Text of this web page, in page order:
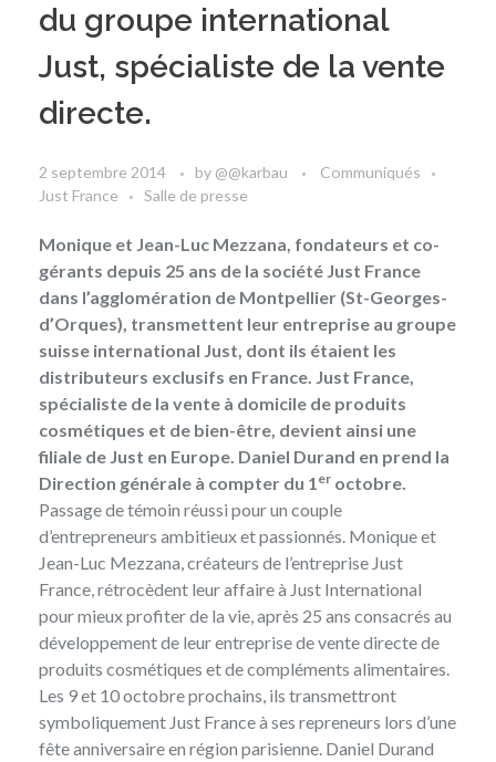
du groupe international
Just, spécialiste de la vente
directe.
2 septembre 2014 by @@karbau
Communiqués
Just France
Salle de presse
Monique et Jean-Luc Mezzana, fondateurs et co-
gérants depuis 25 ans de la société Just France
dans l’agglomération de Montpellier (St-Georges-
d’Orques), transmettent leur entreprise au groupe
suisse international Just , dont ils étaient les
distributeurs exclusifs en France. Just France,
spécialiste de la vente à domicile de produits
cosmétiques et de bien-être, devient ainsi une
filiale de Just en Europe. Daniel Durand en prend la
Direction générale à compter du 1 er octobre.
Passage de témoin réussi pour un couple
d’entrepreneurs ambitieux et passionnés. Monique et
Jean-Luc Mezzana, créateurs de l’entreprise Just
France, rétrocèdent leur affaire à Just International
pour mieux profiter de la vie, après 25 ans consacrés au
développement de leur entreprise de vente directe de
produits cosmétiques et de compléments alimentaires.
Les 9 et 10 octobre prochains, ils transmettront
symboliquement Just France à ses repreneurs lors d’une
fête anniversaire en région parisienne. Daniel Durand